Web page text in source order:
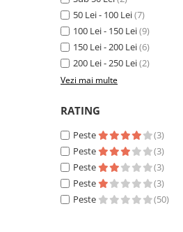
Aparatori noroi bicicleta
Suport bicicleta
Lumini bicicleta
Computer bicicleta
Piese biciclete
Camera bicicleta
Pinioane
Lant bicicleta
50 Lei - 100 Lei(7)
100 Lei - 150 Lei(9)
150 Lei - 200 Lei(6)
200 Lei - 250 Lei(2)
Vezi mai multe
RATING
Peste
(3)
Peste
(3)
Peste
(3)
Peste
(3)
Peste
(50)